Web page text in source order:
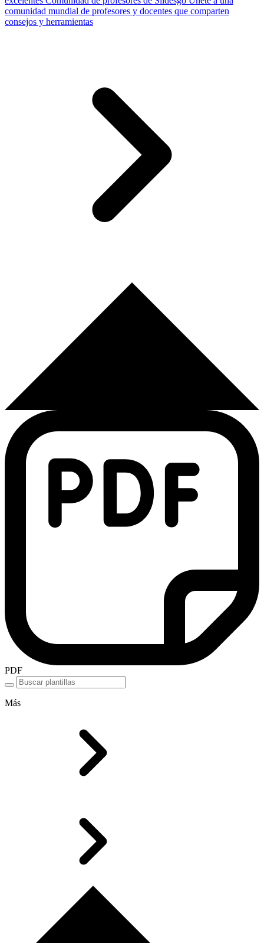
comunidad mundial de profesores y docentes que comparten
consejos y herramientas
PDF
Más